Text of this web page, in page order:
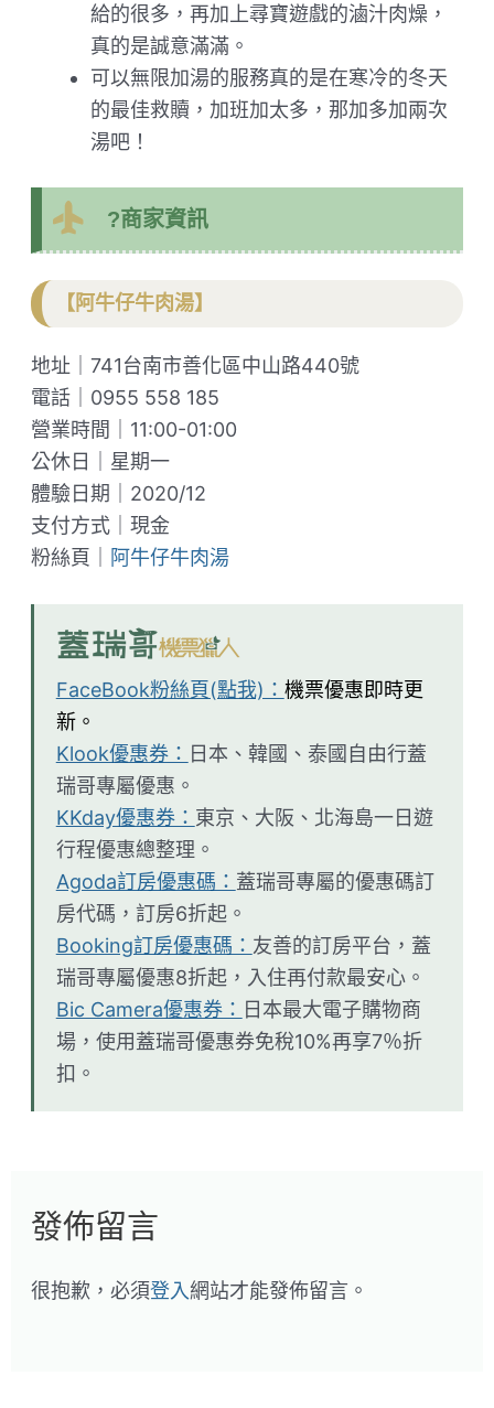
給的很多，再加上尋寶遊戲的滷汁肉燥，
真的是誠意滿滿。
可以無限加湯的服務真的是在寒冷的冬天
的最佳救贖，加班加太多，那加多加兩次
湯吧！
?商家資訊
【阿牛仔牛肉湯】
地址｜741台南市善化區中山路440號
電話｜0955 558 185
營業時間｜11:00-01:00
公休日｜星期一
體驗日期｜2020/12
支付方式｜現金
粉絲頁｜
阿牛仔牛肉湯
FaceBook粉絲頁(點我)： 機票優惠即時更
新。
Klook優惠券： 日本、韓國、泰國自由行蓋
瑞哥專屬優惠。
KKday優惠券： 東京、大阪、北海島一日遊
行程優惠總整理。
Agoda訂房優惠碼： 蓋瑞哥專屬的優惠碼訂
房代碼，訂房6折起。
Booking訂房優惠碼： 友善的訂房平台，蓋
瑞哥專屬優惠8折起，入住再付款最安心。
Bic Camera優惠券： 日本最大電子購物商
場，使用蓋瑞哥優惠券免稅10%再享7％折
扣。
發佈留言
很抱歉，必須登入網站才能發佈留言。